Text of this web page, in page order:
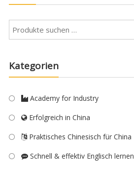
Kategorien
Academy for Industry
Erfolgreich in China
Praktisches Chinesisch für China
Schnell & effektiv Englisch lernen